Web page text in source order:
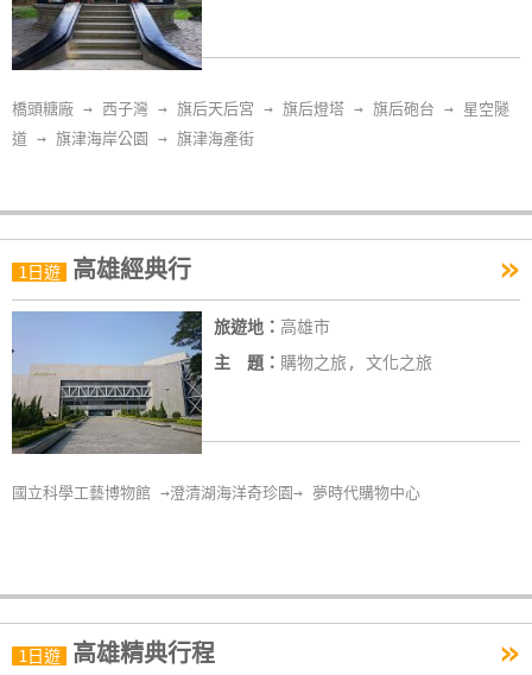
橋頭糖廠 → 西子灣 → 旗后天后宮 → 旗后燈塔 → 旗后砲台 → 星空隧
道 → 旗津海岸公園 → 旗津海產街
1日遊 高雄經典行 »
旅遊地： 高雄市
主 題： 購物之旅, 文化之旅
國立科學工藝博物館 →澄清湖海洋奇珍園→ 夢時代購物中心
1日遊 高雄精典行程 »